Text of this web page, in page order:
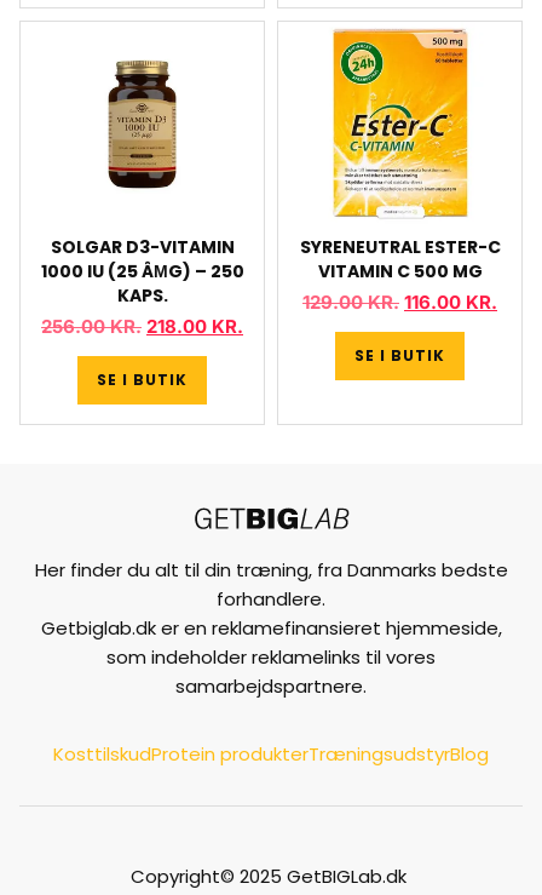
SOLGAR D3-VITAMIN
1000 IU (25 ÂΜG) – 250
KAPS.
256.00KR. 218.00 KR.
SE I BUTIK
SYRENEUTRAL ESTER-C
VITAMIN C 500 MG
129.00KR. 116.00 KR.
SE I BUTIK
Her finder du alt til din træning, fra Danmarks bedste
forhandlere.
Getbiglab.dk er en reklamefinansieret hjemmeside,
som indeholder reklamelinks til vores
samarbejdspartnere.
KosttilskudProtein produkterTræningsudstyrBlog
Copyright© 2025 GetBIGLab.dk